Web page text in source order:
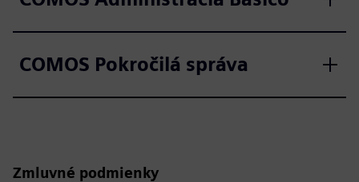
COMOS Pokročilá správa
Zmluvné podmienky